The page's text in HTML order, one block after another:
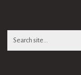
for: